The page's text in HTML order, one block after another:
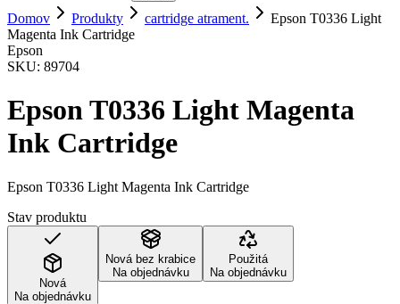
Domov Produkty cartridge atrament.
Epson T0336 Light
Magenta Ink Cartridge
Epson
SKU: 89704
Epson T0336 Light Magenta
Ink Cartridge
Epson T0336 Light Magenta Ink Cartridge
Stav produktu
Nová
Na objednávku
Nová bez krabice
Na objednávku
Použitá
Na objednávku